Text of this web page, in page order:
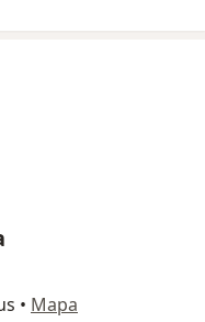
• Mapa